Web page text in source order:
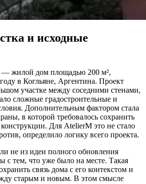
и исходные
— жилой дом площадью 200 м²,
в Когльяне, Аргентина. Проект
участке между соседними стенами,
сложные градостроительные и
Дополнительным фактором стала
в которой требовалось сохранить
Для AtelierM это не стало
определило логику всего проекта.
не из идеи полного обновления
с тем, что уже было на месте. Такая
связь дома с его контекстом и
старым и новым. В этом смысле